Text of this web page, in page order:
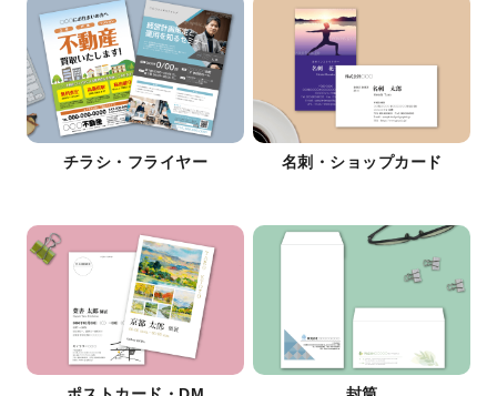
チラシ・フライヤー 名刺・ショップカード